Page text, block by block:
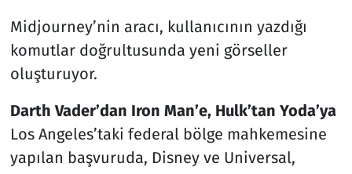
Midjourney’nin aracı, kullanıcının yazdığı
komutlar doğrultusunda yeni görseller
oluşturuyor.
Darth Vader’dan Iron Man’e, Hulk’tan Yoda’ya
Los Angeles’taki federal bölge mahkemesine
yapılan başvuruda, Disney ve Universal,